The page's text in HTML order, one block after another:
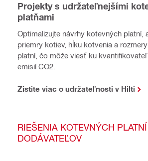
Projekty s udržateľnejšími
platňami
Optimalizujte návrhy kotevných platní,
priemry kotiev, hĺku kotvenia a
platní, čo môže viesť ku
emisií CO2.
Zistite viac o udržateľnosti v Hilti
RIEŠENIA KOTEVNÝCH
DODÁVATEĽOV